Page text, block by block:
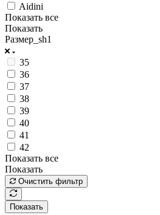
Aidini
Показать все
Показать
Размер_sh1
35
36
37
38
39
40
41
42
Показать все
Показать
Очистить фильтр
Показать